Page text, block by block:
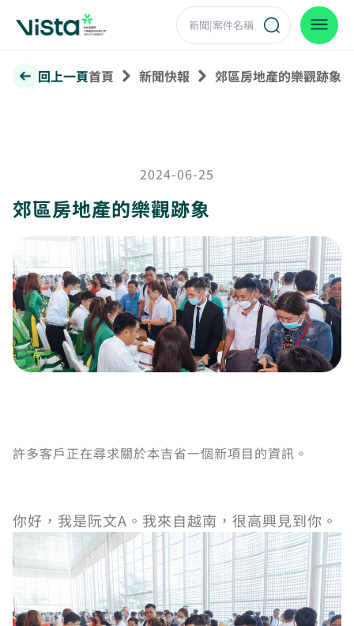
回上一頁首頁 新聞快報 郊區房地產的樂觀跡象
2024-06-25
郊區房地產的樂觀跡象
許多客戶正在尋求關於本吉省一個新項目的資訊。
你好，我是阮文A。我來自越南，很高興見到你。